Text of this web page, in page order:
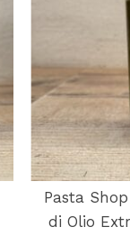
Pasta
di Olio